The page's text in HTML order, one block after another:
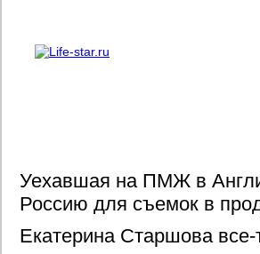
Уехавшая на ПМЖ в
Россию для съемок в
Екатерина Старшова